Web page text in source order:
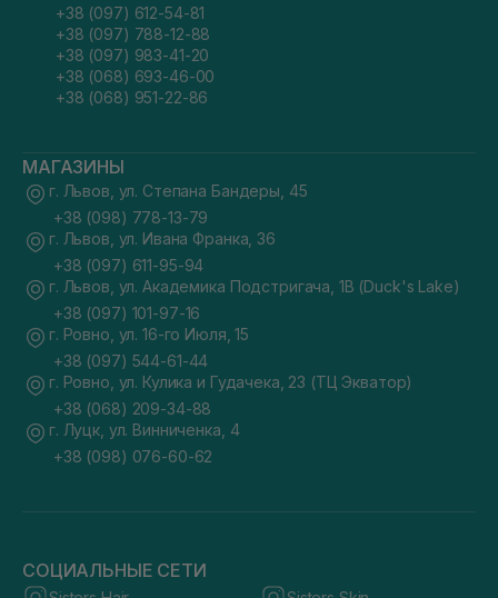
+38 (097) 612-54-81
+38 (097) 788-12-88
+38 (097) 983-41-20
+38 (068) 693-46-00
+38 (068) 951-22-86
МАГАЗИНЫ
г. Львов, ул. Степана Бандеры, 45
+38 (098) 778-13-79
г. Львов, ул. Ивана Франка, 36
+38 (097) 611-95-94
г. Львов, ул. Академика Подстригача, 1В (Duck's Lake)
+38 (097) 101-97-16
г. Ровно, ул. 16-го Июля, 15
+38 (097) 544-61-44
г. Ровно, ул. Кулика и Гудачека, 23 (ТЦ Экватор)
+38 (068) 209-34-88
г. Луцк, ул. Винниченка, 4
+38 (098) 076-60-62
СОЦИАЛЬНЫЕ СЕТИ